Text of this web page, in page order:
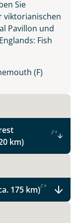
Sie
viktorianischen
Pavillon und
Fish
(F)
km)
F*
175 km)F*